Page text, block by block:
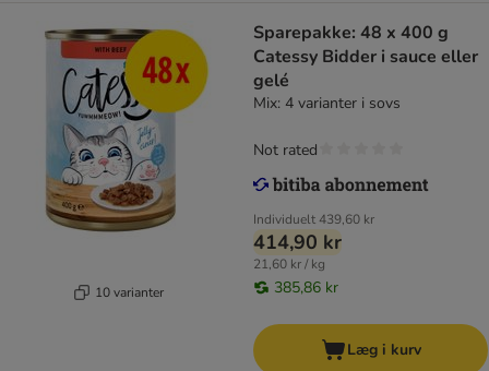
10 varianter
Sparepakke: 48 x 400 g
Catessy Bidder i sauce eller
gelé
Mix: 4 varianter i sovs
Individuelt439,60 kr
414,90 kr
21,60 kr / kg
385,86 kr
Not rated
Læg i kurv